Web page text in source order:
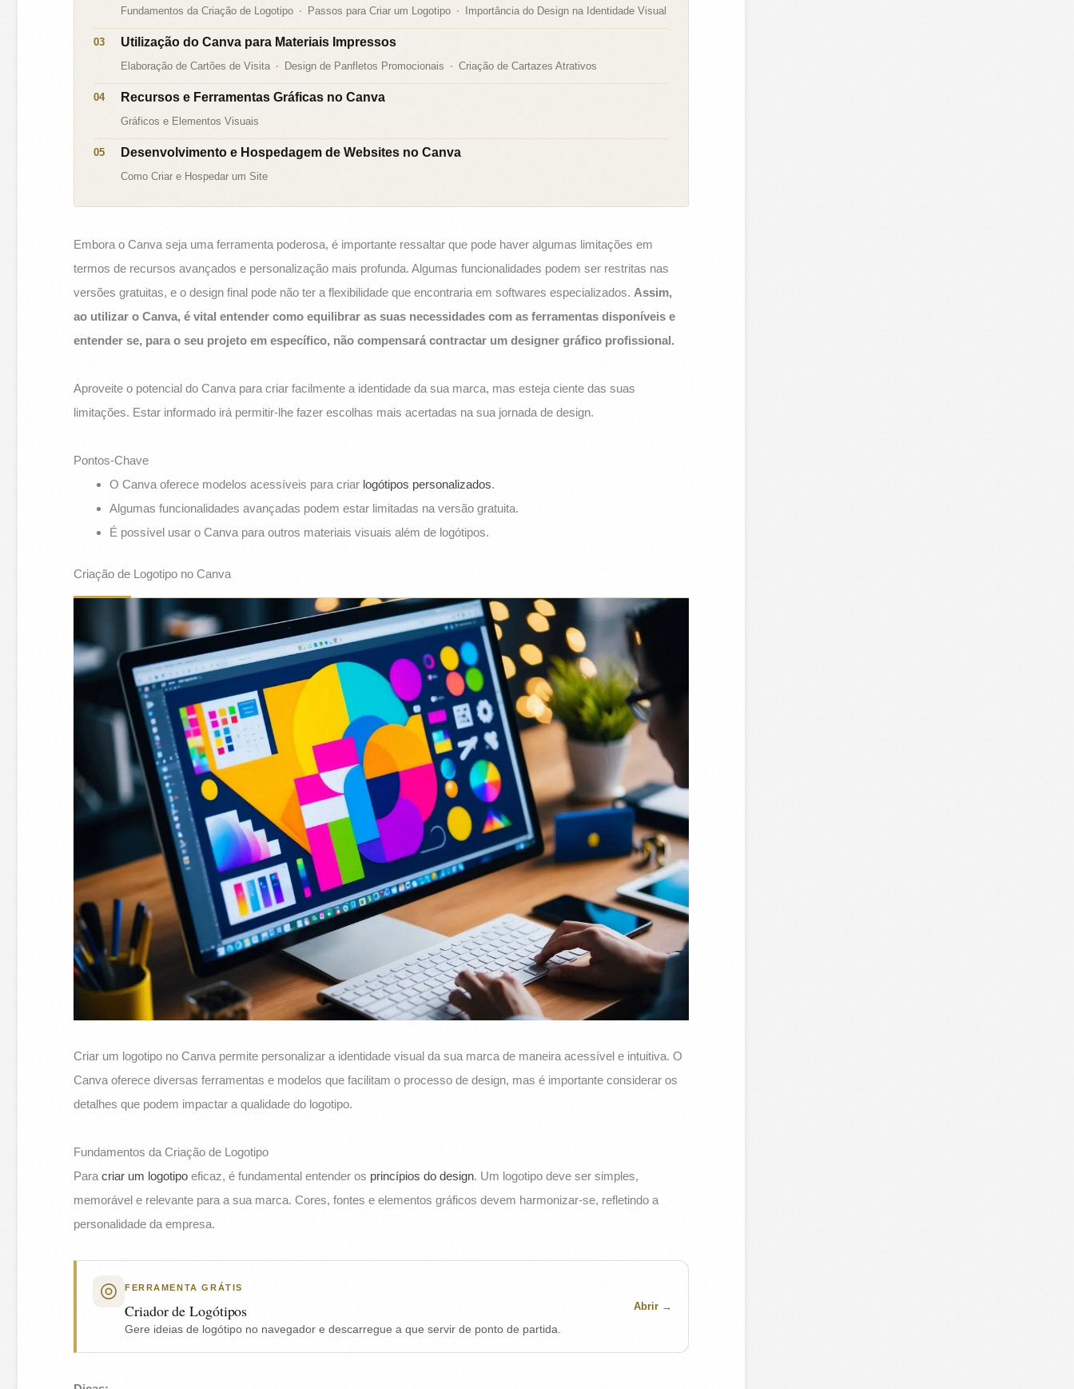
Fundamentos da Criação de Logotipo Passos para Criar um Logotipo Importância do Design na Identidade Visual
Utilização do Canva para Materiais Impressos
Elaboração de Cartões de Visita Design de Panfletos Promocionais Criação de Cartazes Atrativos
Recursos e Ferramentas Gráficas no Canva
Gráficos e Elementos Visuais
Desenvolvimento e Hospedagem de Websites no Canva
Como Criar e Hospedar um Site
Embora o Canva seja uma ferramenta poderosa, é importante ressaltar que pode haver algumas limitações em
termos de recursos avançados e personalização mais profunda. Algumas funcionalidades podem ser restritas nas
versões gratuitas, e o design final pode não ter a flexibilidade que encontraria em softwares especializados. Assim,
ao utilizar o Canva, é vital entender como equilibrar as suas necessidades com as ferramentas disponíveis e
entender se, para o seu projeto em específico, não compensará contractar um designer gráfico profissional.
Aproveite o potencial do Canva para criar facilmente a identidade da sua marca, mas esteja ciente das suas
limitações. Estar informado irá permitir-lhe fazer escolhas mais acertadas na sua jornada de design.
Pontos-Chave
O Canva oferece modelos acessíveis para criar logótipos personalizados.
Algumas funcionalidades avançadas podem estar limitadas na versão gratuita.
É possível usar o Canva para outros materiais visuais além de logótipos.
Criação de Logotipo no Canva
Criar um logotipo no Canva permite personalizar a identidade visual da sua marca de maneira acessível e intuitiva. O
Canva oferece diversas ferramentas e modelos que facilitam o processo de design, mas é importante considerar os
detalhes que podem impactar a qualidade do logotipo.
Fundamentos da Criação de Logotipo
Paracriar um logotipo eficaz, é fundamental entender os princípios do design. Um logotipo deve ser simples,
memorável e relevante para a sua marca. Cores, fontes e elementos gráficos devem harmonizar-se, refletindo a
personalidade da empresa.
FERRAMENTA GRÁTIS
Criador de Logótipos
Gere ideias de logótipo no navegador e descarregue a que servir de ponto de partida.
Abrir